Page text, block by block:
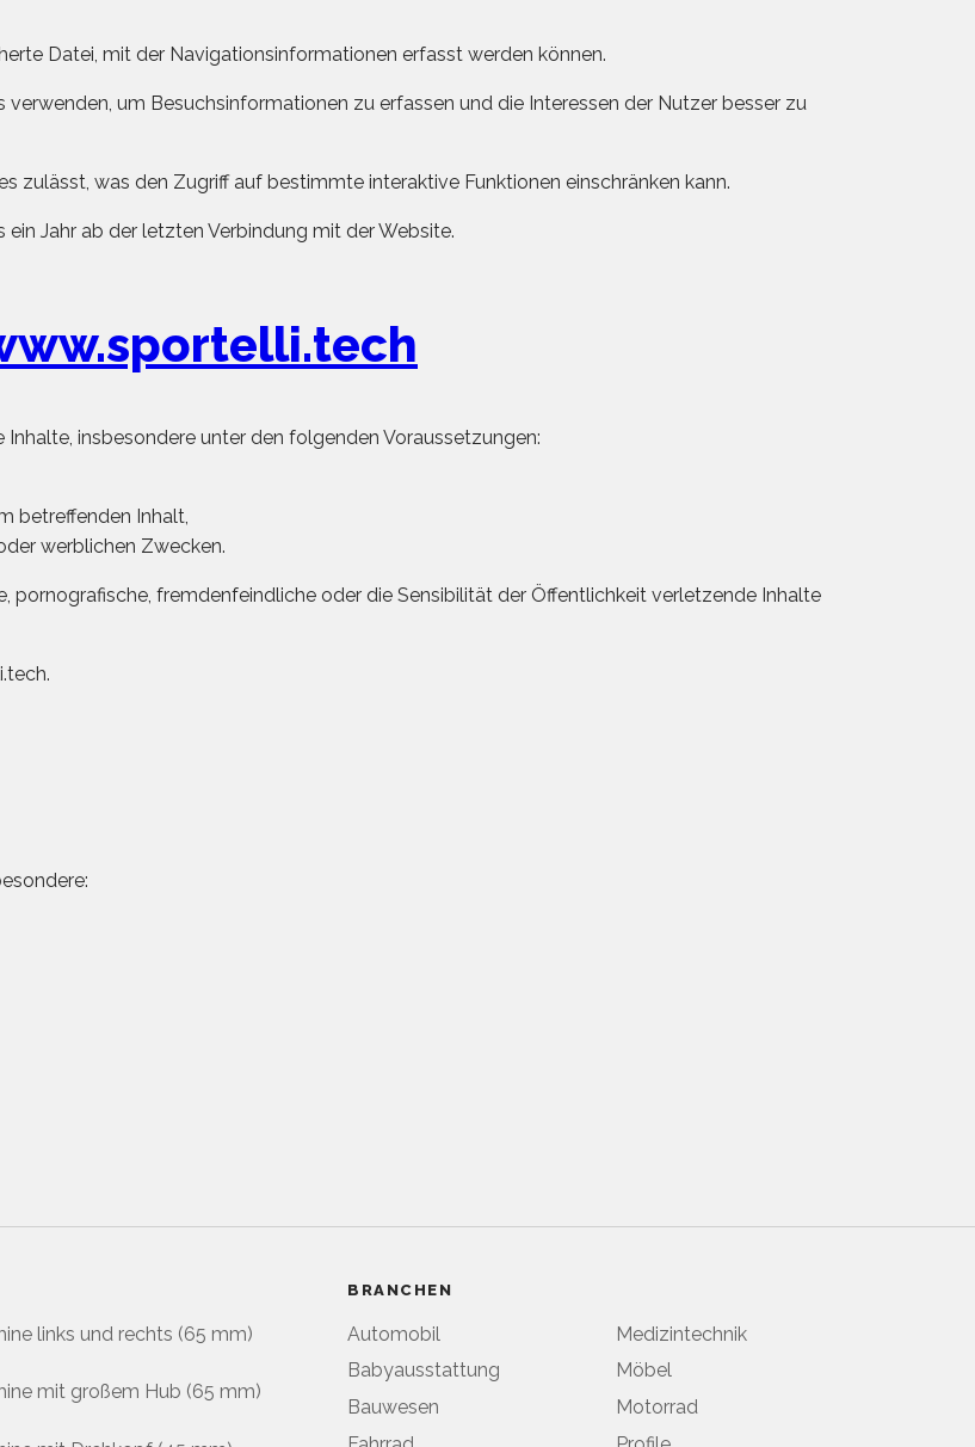
Datei, mit der Navigationsinformationen erfasst werden können.
um Besuchsinformationen zu erfassen und die Interessen der Nutzer besser zu
zulässt, was den Zugriff auf bestimmte interaktive Funktionen einschränken kann.
Jahr ab der letzten Verbindung mit der Website.
insbesondere unter den folgenden Voraussetzungen:
betreffenden Inhalt,
werblichen Zwecken.
pornografische, fremdenfeindliche oder die Sensibilität der Öffentlichkeit verletzende Inhalte
links und rechts (65 mm)
mit großem Hub (65 mm)
BRANCHEN
Automobil
Babyausstattung
Bauwesen
Medizintechnik
Möbel
Motorrad